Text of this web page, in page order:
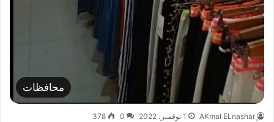
محافظات
1 نوفمبر، 2022 0
378